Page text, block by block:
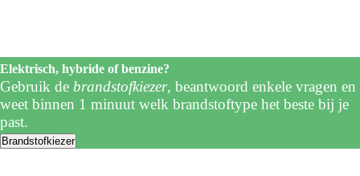
Elektrisch, hybride of benzine?
Gebruik de brandstofkiezer, beantwoord enkele vragen en
weet binnen 1 minuut welk brandstoftype het beste bij je
past.
Brandstofkiezer